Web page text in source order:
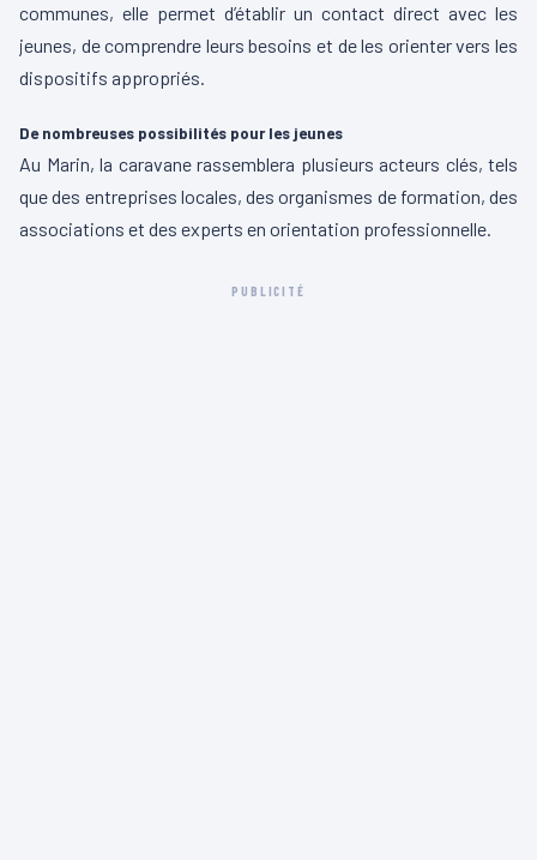
communes, elle permet d’établir un contact direct avec les
jeunes, de comprendre leurs besoins et de les orienter vers les
dispositifs appropriés.
De nombreuses possibilités pour les jeunes
Au Marin, la caravane rassemblera plusieurs acteurs clés, tels
que des entreprises locales, des organismes de formation, des
associations et des experts en orientation professionnelle.
PUBLICITÉ